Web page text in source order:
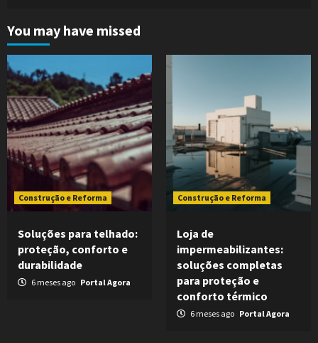
You may have missed
Construção e Reforma
Soluções para telhado:
proteção, conforto e
durabilidade
6 meses ago Portal Agora
Construção e Reforma
Loja de
impermeabilizantes:
soluções completas
para proteção e
conforto térmico
6 meses ago Portal Agora